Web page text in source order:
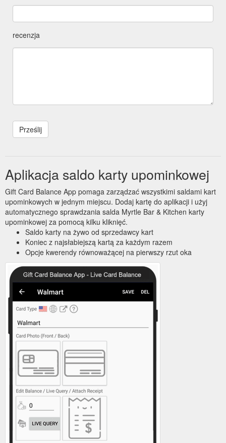
recenzja
Aplikacja saldo karty upominkowej
Gift Card Balance App pomaga zarządzać wszystkimi saldami kart
upominkowych w jednym miejscu. Dodaj kartę do aplikacji i użyj
automatycznego sprawdzania salda Myrtle Bar & Kitchen karty
upominkowej za pomocą kilku kliknięć.
Saldo karty na żywo od sprzedawcy kart
Koniec z najsłabiejszą kartą za każdym razem
Opcje kwerendy równoważącej na pierwszy rzut oka